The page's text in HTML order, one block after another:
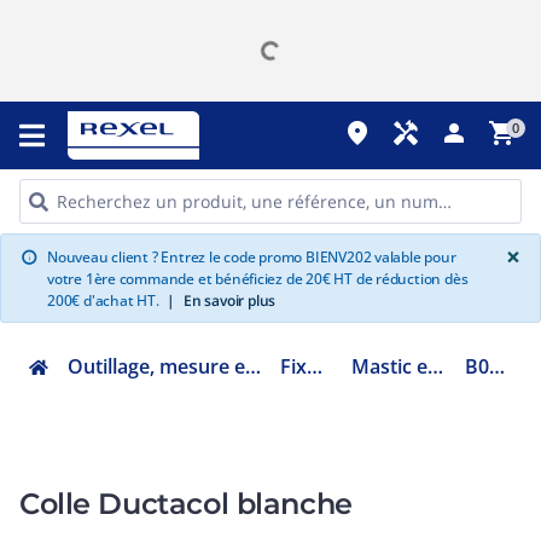
place handyman person shopping_cart0
info Nouveau client ? Entrez le code promo BIENV202 valable pour
votre 1ère commande et bénéficiez de 20€ HT de réduction dès
200€ d'achat HT. | En savoir plus
×
Outillage, mesure et fixation Fixation Mastic et colle B02550
Colle Ductacol blanche